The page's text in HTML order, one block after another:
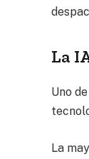
La
Uno
La